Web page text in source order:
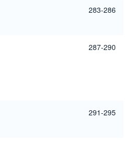
283-286
287-290
291-295